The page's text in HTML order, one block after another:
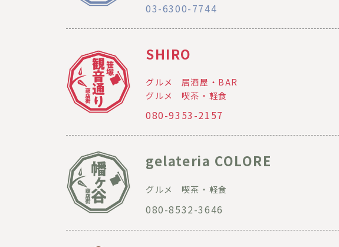
03-6300-7744
SHIRO
グルメ
居酒屋・BAR
グルメ
喫茶・軽食
080-9353-2157
gelateria COLORE
グルメ 喫茶・軽食
080-8532-3646